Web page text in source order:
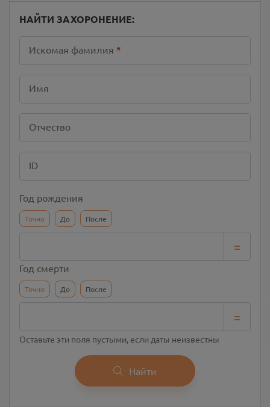
НАЙТИ ЗАХОРОНЕНИЕ:
Искомая фамилия *
Имя
Отчество
ID
Год рождения
Точно До После
=
Год смерти
Точно До После
=
Оставьте эти поля пустыми, если даты неизвестны
Найти